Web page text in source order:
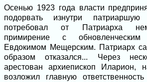
Осенью 1923 года власти
подорвать изнутри патриаршую
потребовал от Патриарха
примирение с обновленческим
Евдокимом Мещерским. Патриарх
образом отказался... Через
арестован архиепископ Иларион,
возложил главную